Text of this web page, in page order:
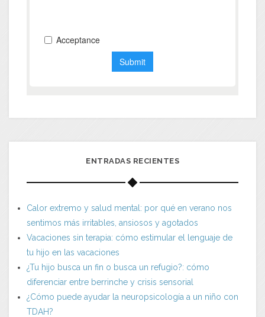
ENTRADAS RECIENTES
Calor extremo y salud mental: por qué en verano nos
sentimos más irritables, ansiosos y agotados
Vacaciones sin terapia: cómo estimular el lenguaje de
tu hijo en las vacaciones
¿Tu hijo busca un fin o busca un refugio?: cómo
diferenciar entre berrinche y crisis sensorial
¿Cómo puede ayudar la neuropsicología a un niño con
TDAH?